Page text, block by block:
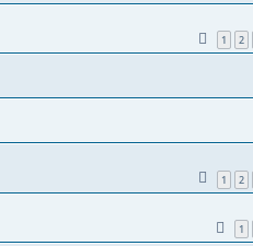
1 2
1 2
1